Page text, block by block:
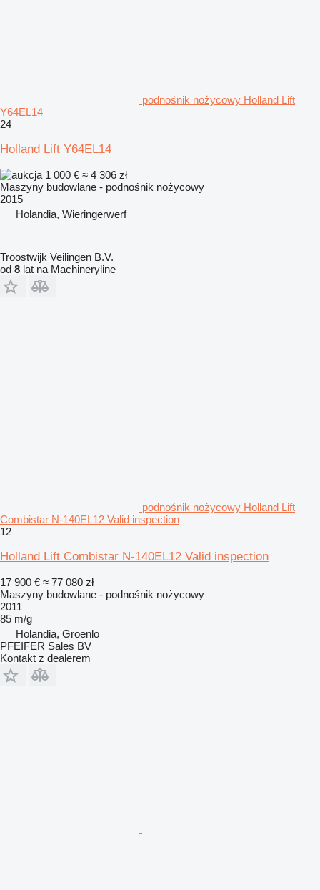
podnośnik nożycowy Holland Lift
Y64EL14
24
Holland Lift Y64EL14
1 000 € ≈ 4 306 zł
Maszyny budowlane - podnośnik nożycowy
2015
Holandia, Wieringerwerf
Troostwijk Veilingen B.V.
od 8 lat na Machineryline
podnośnik nożycowy Holland Lift
Combistar N-140EL12 Valid inspection
12
Holland Lift Combistar N-140EL12 Valid inspection
17 900 € ≈ 77 080 zł
Maszyny budowlane - podnośnik nożycowy
2011
85 m/g
Holandia, Groenlo
PFEIFER Sales BV
Kontakt z dealerem